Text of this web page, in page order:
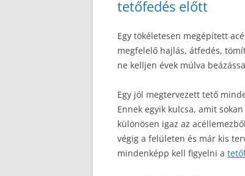
tetőfedés előtt
Egy tökéletesen megépített
megfelelő hajlás, átfedés,
ne kelljen évek múlva
Egy jól megtervezett tető
Ennek egyik kulcsa, amit
különösen igaz az
végig a felületen és már kis
mindenképp kell figyelni a